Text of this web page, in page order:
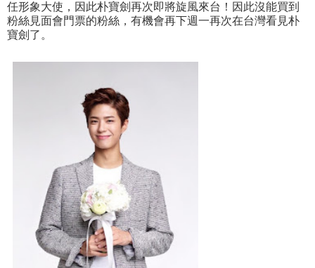
任形象大使，因此朴寶劍再次即將旋風來台！因此沒能買到
粉絲見面會門票的粉絲，有機會再下週一再次在台灣看見朴
寶劍了。